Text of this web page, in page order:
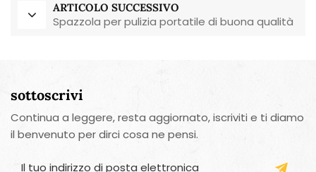
ARTICOLO SUCCESSIVO
Spazzola per pulizia portatile di buona qualità
sottoscrivi
Continua a leggere, resta aggiornato, iscriviti e ti diamo
il benvenuto per dirci cosa ne pensi.